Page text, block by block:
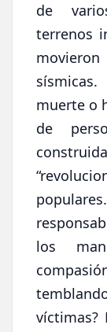
de
terrenos
muerte o
de
los
víctimas?